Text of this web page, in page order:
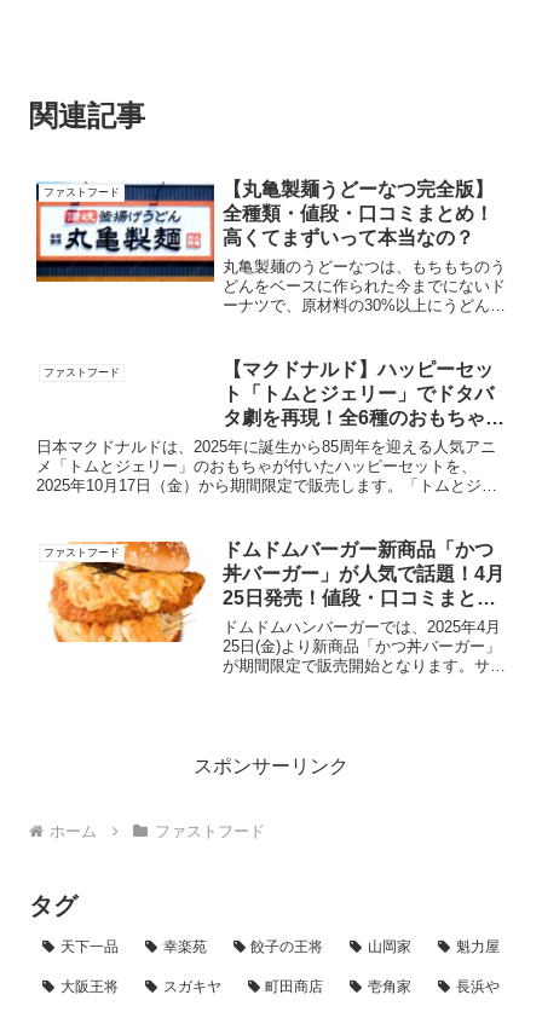
関連記事
ファストフード
【丸亀製麺うどーなつ完全版】
全種類・値段・口コミまとめ！
高くてまずいって本当なの？
丸亀製麺のうどーなつは、もちもちのう
どんをベースに作られた今までにないド
ーナツで、原材料の30%以上にうどんを
開始から約半年で1000万食を突破する
ほど人気の商品で、S...
ファストフード
【マクドナルド】ハッピーセッ
ト「トムとジェリー」でドタバ
タ劇を再現！全6種のおもちゃを
公開！
日本マクドナルドは、2025年に誕生から85周年を迎える人気アニ
メ「トムとジェリー」のおもちゃが付いたハッピーセットを、
2025年10月17日（金）から期間限定で販売します。「トムとジェ
ファストフード
ドムドムバーガー新商品「かつ
丼バーガー」が人気で話題！4月
25日発売！値段・口コミまと
め！
ドムドムハンバーガーでは、2025年4月
25日(金)より新商品「かつ丼バーガー」
が期間限定で販売開始となります。サク
スポンサーリンク
ホーム ファストフード
タグ
天下一品 幸楽苑 餃子の王将 山岡家 魁力屋
大阪王将 スガキヤ 町田商店 壱角家 長浜や